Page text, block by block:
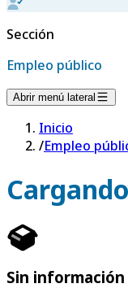
Sección
Empleo público
Abrir menú lateral
Inicio
/Empleo
Sin